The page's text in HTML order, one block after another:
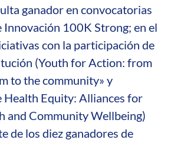
ganador en convocatorias
Innovación 100K Strong; en el
con la participación de
(Youth for Action: from
to the community» y
Health Equity: Alliances for
and Community Wellbeing)
de los diez ganadores de